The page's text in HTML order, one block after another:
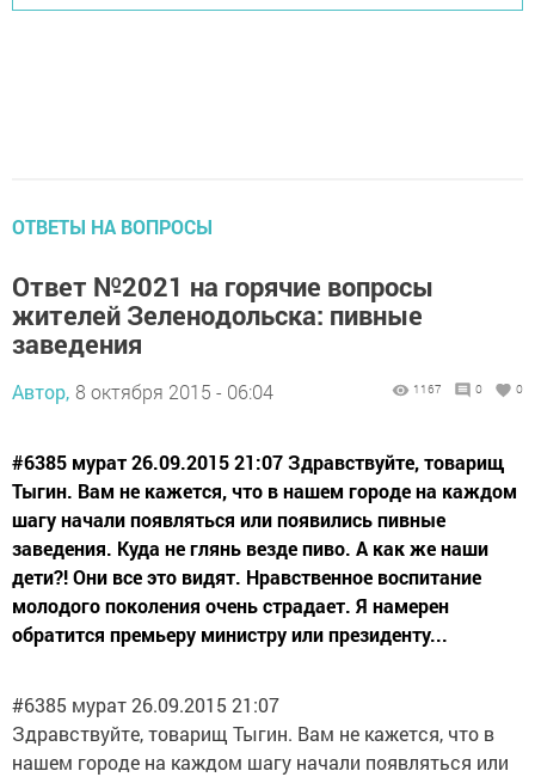
ОТВЕТЫ НА ВОПРОСЫ
Ответ №2021 на горячие вопросы
жителей Зеленодольска: пивные
заведения
Автор, 8 октября 2015 - 06:04 1167 0 0
#6385 мурат 26.09.2015 21:07 Здравствуйте, товарищ
Тыгин. Вам не кажется, что в нашем городе на каждом
шагу начали появляться или появились пивные
заведения. Куда не глянь везде пиво. А как же наши
дети?! Они все это видят. Нравственное воспитание
молодого поколения очень страдает. Я намерен
обратится премьеру министру или президенту...
#6385 мурат 26.09.2015 21:07
Здравствуйте, товарищ Тыгин. Вам не кажется, что в
нашем городе на каждом шагу начали появляться или